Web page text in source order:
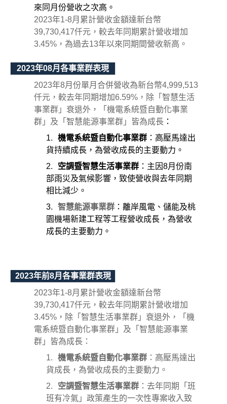
來同月份營收之次高。
2023年1-8月累計營收金額達新台幣
39,730,417仟元，較去年同期累計營收增加
3.45%，為過去13年以來同期間營收新高。
2023年08月各事業群表現
2023年8月份單月合併營收為新台幣4,999,513
仟元，較去年同期增加6.59%，除「智慧生活
事業群」衰退外，「機電系統暨自動化事業
群」及「智慧能源事業群」皆為成長 ：
1.
機電系統暨自動化事業群 ：高壓馬達出
貨持續成長，為營收成長的主要動力。
2.
空調暨智慧生活事業群 ：主因8月份南
部雨災及氣候影響，致使營收與去年同期
相比減少。
3.
智慧能源事業群 ： 離岸風電、儲能及桃
園機場新建工程等工程營收成長，為營收
成長的主要動力。
2023年前8月各事業群表現
2023年1-8月累計營收金額達新台幣
39,730,417仟元，較去年同期累計營收增加
3.45%，除「智慧生活事業群」衰退外，「機
電系統暨自動化事業群」及「智慧能源事業
群」皆為成長：
1.
機電系統暨自動化事業群 ：高壓馬達出
貨成長，為營收成長的主要動力。
2.
空調暨智慧生活事業群 ：去年同期「班
班有冷氣」政策產生的一次性專案收入致